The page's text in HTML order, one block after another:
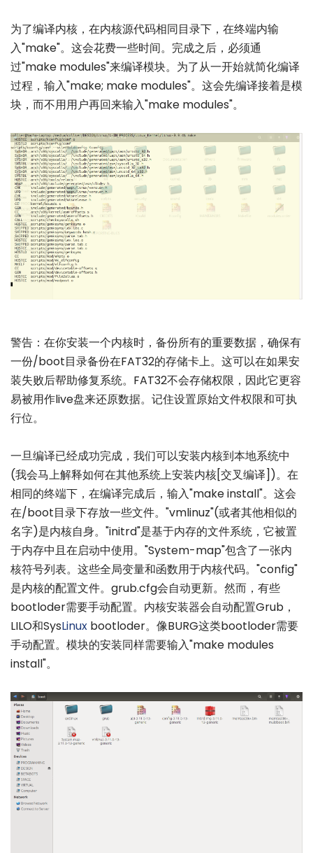
为了编译内核，在内核源代码相同目录下，在终端内输
入"make"。这会花费一些时间。完成之后，必须通
过"make modules"来编译模块。为了从一开始就简化编译
过程，输入"make; make modules"。这会先编译接着是模
块，而不用用户再回来输入"make modules"。
警告：在你安装一个内核时，备份所有的重要数据，确保有
一份/boot目录备份在FAT32的存储卡上。这可以在如果安
装失败后帮助修复系统。FAT32不会存储权限，因此它更容
易被用作live盘来还原数据。记住设置原始文件权限和可执
行位。
一旦编译已经成功完成，我们可以安装内核到本地系统中
(我会马上解释如何在其他系统上安装内核[交叉编译])。在
相同的终端下，在编译完成后，输入"make install"。这会
在/boot目录下存放一些文件。"vmlinuz"(或者其他相似的
名字)是内核自身。"initrd"是基于内存的文件系统，它被置
于内存中且在启动中使用。"System-map"包含了一张内
核符号列表。这些全局变量和函数用于内核代码。"config"
是内核的配置文件。grub.cfg会自动更新。然而，有些
bootloder需要手动配置。内核安装器会自动配置Grub，
LILO和SysLinux bootloder。像BURG这类bootloder需要
手动配置。模块的安装同样需要输入"make modules
install"。